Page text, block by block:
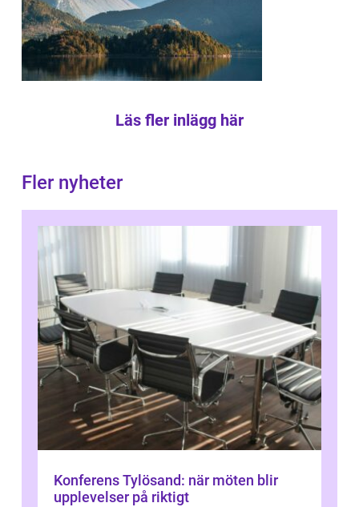
Läs fler inlägg här
Fler nyheter
Konferens Tylösand: när möten blir
upplevelser på riktigt